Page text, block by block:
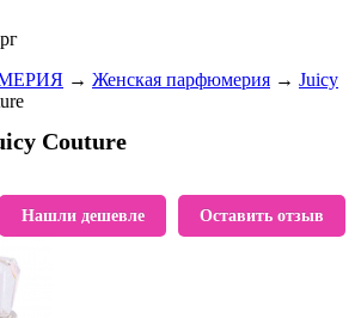
→ Женская парфюмерия → Juicy
Couture
Оставить отзыв
Нашли дешевле
В избранное